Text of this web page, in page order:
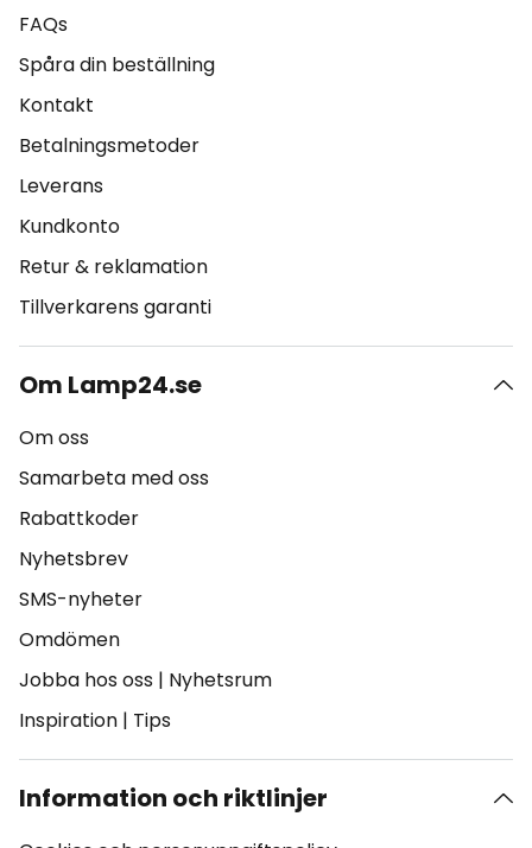
FAQs
Spåra din beställning
Kontakt
Betalningsmetoder
Leverans
Kundkonto
Retur & reklamation
Tillverkarens garanti
Om Lamp24.se
Om oss
Samarbeta med oss
Rabattkoder
Nyhetsbrev
SMS-nyheter
Omdömen
Jobba hos oss | Nyhetsrum
Inspiration | Tips
Information och riktlinjer